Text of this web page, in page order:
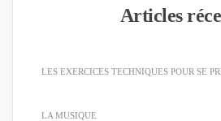
Articles
LES EXERCICES TECHNIQUES POUR SE
LA MUSIQUE